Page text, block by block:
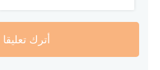
أترك تعليقا